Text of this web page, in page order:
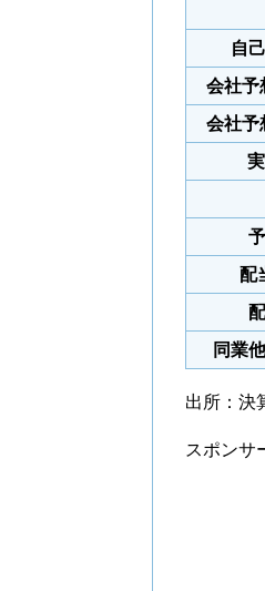
自
会社予
会社予
配
同業
出所：決
スポンサ